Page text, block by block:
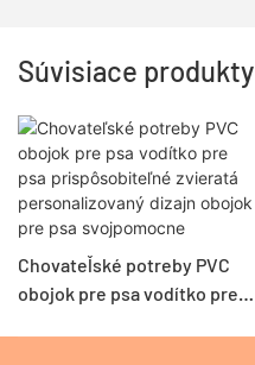
Súvisiace produkty
Chovateľské potreby PVC
obojok pre psa vodítko pre